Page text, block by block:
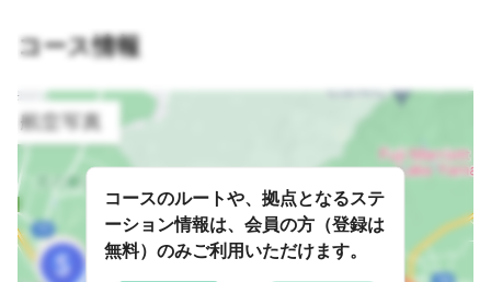
コース情報
コースのルートや、拠点となるステ
ーション情報は、会員の方（登録は
無料）のみご利用いただけます。